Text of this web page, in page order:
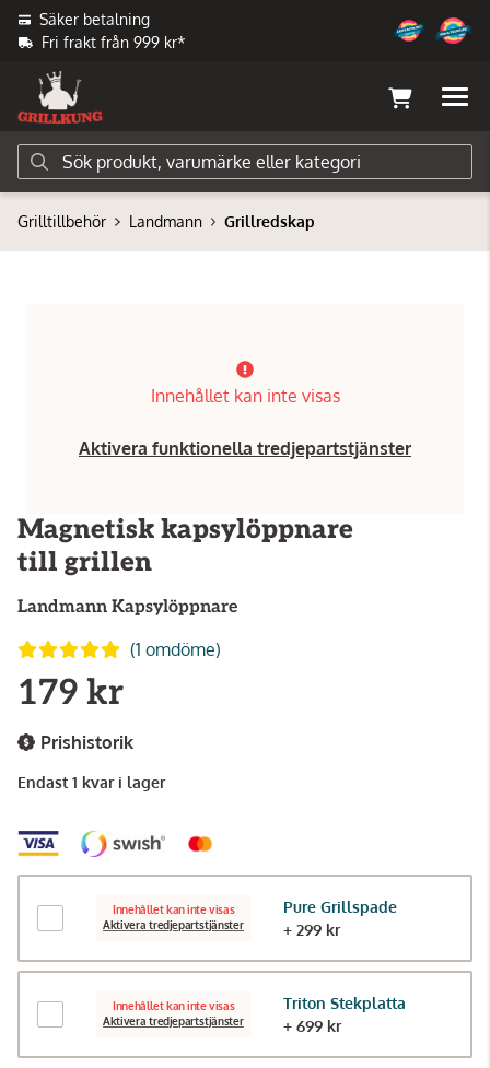
Säker betalning
Fri frakt från 999 kr*
Grilltillbehör Landmann Grillredskap
Innehållet kan inte visas
Aktivera funktionella tredjepartstjänster
Magnetisk kapsylöppnare
till grillen
Landmann Kapsylöppnare
(1 omdöme)
179 kr
Prishistorik
Endast 1 kvar i lager
Innehållet kan inte visas
Aktivera tredjepartstjänster
Pure Grillspade
+ 299 kr
Innehållet kan inte visas
Aktivera tredjepartstjänster
Triton Stekplatta
+ 699 kr